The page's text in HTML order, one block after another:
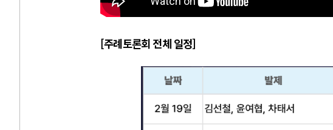
[주례토론회 전체 일정]